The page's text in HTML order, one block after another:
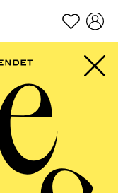
springen